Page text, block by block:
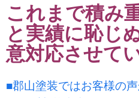
これまで積み
と実績に恥じ
意対応させて
■郡山塗装ではお客様の